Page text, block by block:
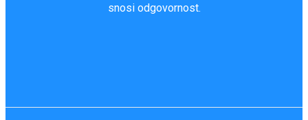
snosi odgovornost.